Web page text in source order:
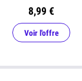
8,99 €
Voir l'offre